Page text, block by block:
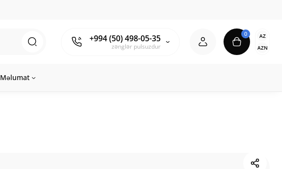
+994 (50) 498-05-35
zənglər pulsuzdur
0
AZ
AZN
Məlumat